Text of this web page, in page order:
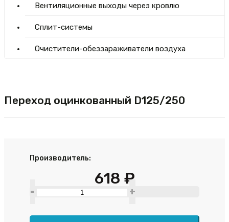
Вентиляционные выходы через кровлю
Сплит-системы
Очистители-обеззараживатели воздуха
Переход оцинкованный D125/250
Производитель:
618 ₽
- +